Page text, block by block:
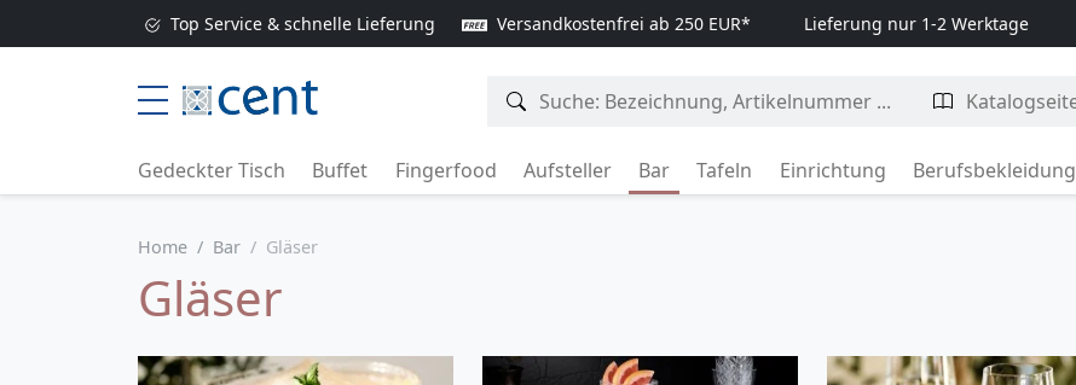
Top Service & schnelle Lieferung Versandkostenfrei ab 250 EUR* Lieferung nur 1-2 Werktage
Gedeckter Tisch Buffet Fingerfood Aufsteller Bar Tafeln Einrichtung Berufsbekleidung
Home Bar Gläser
Gläser